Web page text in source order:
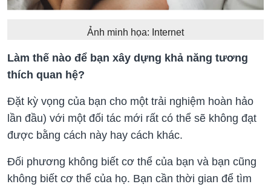
Ảnh minh họa: Internet
Làm thế nào để bạn xây dựng khả năng tương
thích quan hệ?
Đặt kỳ vọng của bạn cho một trải nghiệm hoàn hảo
lần đầu) với một đối tác mới rất có thể sẽ không đạt
được bằng cách này hay cách khác.
Đối phương không biết cơ thể của bạn và bạn cũng
không biết cơ thể của họ. Bạn cần thời gian để tìm